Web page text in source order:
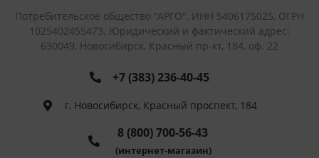
Потребительское общество "АРГО", ИНН 5406175025, ОГРН
1025402455473. Юридический и фактический адрес:
630049, Новосибирск, Красный пр-кт, 184, оф. 22
+7 (383) 236-40-45
г. Новосибирск, Красный проспект, 184
8 (800) 700-56-43
(интернет-магазин)